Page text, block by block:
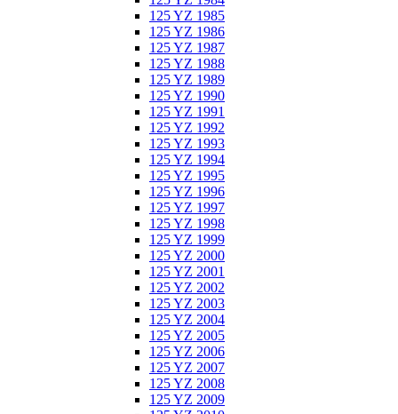
125 YZ 1985
125 YZ 1986
125 YZ 1987
125 YZ 1988
125 YZ 1989
125 YZ 1990
125 YZ 1991
125 YZ 1992
125 YZ 1993
125 YZ 1994
125 YZ 1995
125 YZ 1996
125 YZ 1997
125 YZ 1998
125 YZ 1999
125 YZ 2000
125 YZ 2001
125 YZ 2002
125 YZ 2003
125 YZ 2004
125 YZ 2005
125 YZ 2006
125 YZ 2007
125 YZ 2008
125 YZ 2009